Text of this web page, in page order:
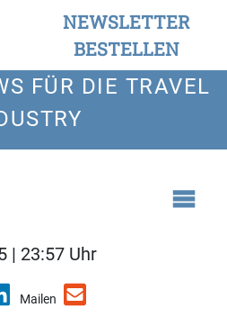
NEWSLETTER
BESTELLEN
FÜR DIE TRAVEL
| 23:57 Uhr
Mailen